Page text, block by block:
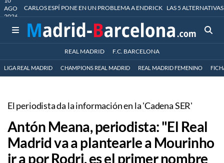
AGO
2026
CARLOS ESPÍ PONE EN UN PROBLEMA A ENDRICK LAS 5
REAL MADRID F.C. BARCELONA
LIGA REAL MADRID CHAMPIONS REAL MADRID REAL MADRID FEMENINO
El periodista da la información en la 'Cadena SER'
Antón Meana, periodista: "El Real
Madrid va a plantearle a Mourinho
ir a por Rodri, es el primer nombre